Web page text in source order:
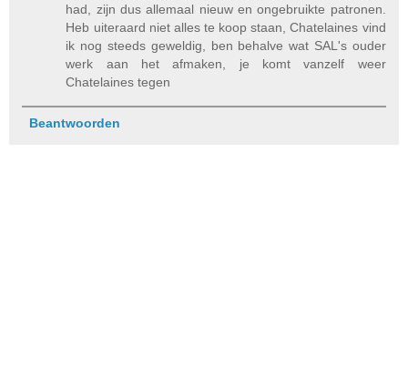
had, zijn dus allemaal nieuw en ongebruikte patronen.
Heb uiteraard niet alles te koop staan, Chatelaines vind
ik nog steeds geweldig, ben behalve wat SAL's ouder
werk aan het afmaken, je komt vanzelf weer
Chatelaines tegen
Beantwoorden